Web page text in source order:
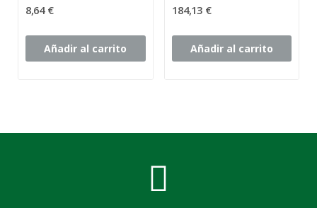
8,64 €
Añadir al carrito
184,13 €
Añadir al carrito